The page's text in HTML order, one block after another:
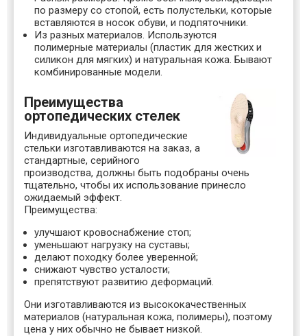
по размеру со стопой, есть полустельки, которые
вставляются в носок обуви, и подпяточники.
Из разных материалов. Используются
полимерные материалы (пластик для жестких и
силикон для мягких) и натуральная кожа. Бывают
комбинированные модели.
Преимущества
ортопедических стелек
Индивидуальные ортопедические
стельки изготавливаются на заказ, а
стандартные, серийного
производства, должны быть подобраны очень
тщательно, чтобы их использование принесло
ожидаемый эффект.
Преимущества:
улучшают кровоснабжение стоп;
уменьшают нагрузку на суставы;
делают походку более уверенной;
снижают чувство усталости;
препятствуют развитию деформаций.
Они изготавливаются из высококачественных
материалов (натуральная кожа, полимеры), поэтому
цена у них обычно не бывает низкой.